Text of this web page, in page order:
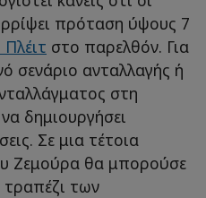
πρόταση ύψους 7
Πλέιτ στο παρελθόν. Για
σενάριο ανταλλαγής ή
στη
δημιουργήσει
Σε μια τέτοια
Ζεμούρα θα μπορούσε
των